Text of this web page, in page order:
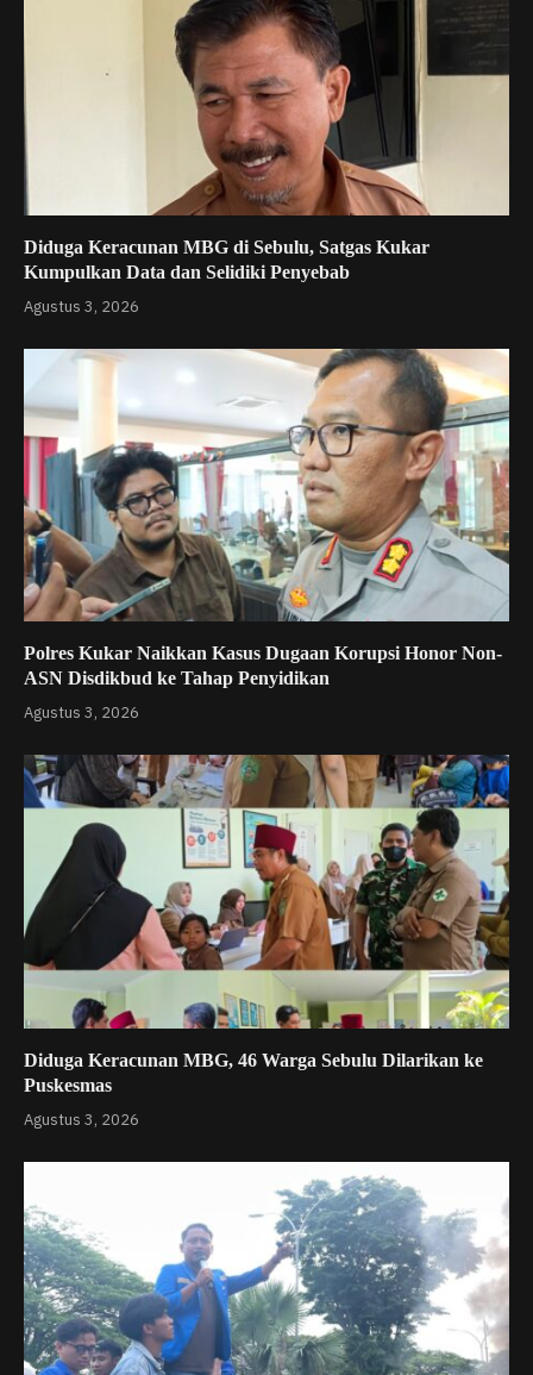
Diduga Keracunan MBG di Sebulu, Satgas Kukar
Kumpulkan Data dan Selidiki Penyebab
Agustus 3, 2026
Polres Kukar Naikkan Kasus Dugaan Korupsi Honor Non-
ASN Disdikbud ke Tahap Penyidikan
Agustus 3, 2026
Diduga Keracunan MBG, 46 Warga Sebulu Dilarikan ke
Puskesmas
Agustus 3, 2026